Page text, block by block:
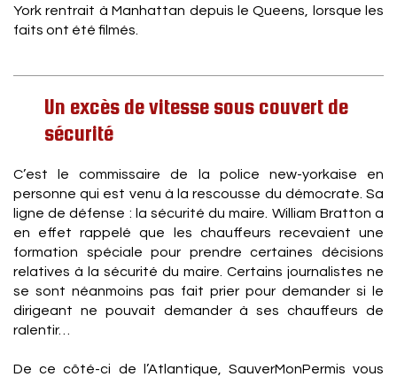
York rentrait à Manhattan depuis le Queens, lorsque les
faits ont été filmés.
Un excès de vitesse sous couvert de
sécurité
C’est le commissaire de la police new-yorkaise en
personne qui est venu à la rescousse du démocrate. Sa
ligne de défense : la sécurité du maire. William Bratton a
en effet rappelé que les chauffeurs recevaient une
formation spéciale pour prendre certaines décisions
relatives à la sécurité du maire. Certains journalistes ne
se sont néanmoins pas fait prier pour demander si le
dirigeant ne pouvait demander à ses chauffeurs de
ralentir…
De ce côté-ci de l’Atlantique, SauverMonPermis vous